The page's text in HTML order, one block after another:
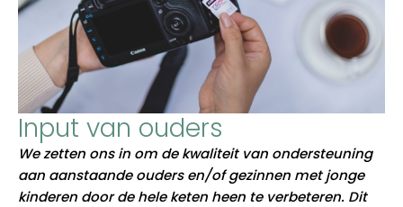
Input van ouders
We zetten ons in om de kwaliteit van ondersteuning
aan aanstaande ouders en/of gezinnen met jonge
kinderen door de hele keten heen te verbeteren. Dit